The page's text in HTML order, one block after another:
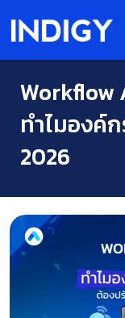
Workflow
ทำไมองค์
2026